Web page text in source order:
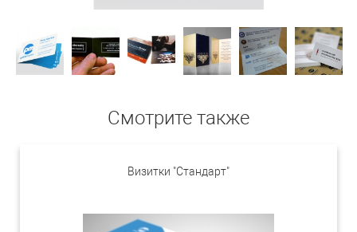
Смотрите также
Визитки "Стандарт"